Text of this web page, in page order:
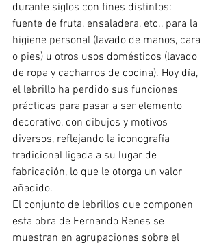
durante siglos con fines distintos:
fuente de fruta, ensaladera, etc., para la
higiene personal (lavado de manos, cara
o pies) u otros usos domésticos (lavado
de ropa y cacharros de cocina). Hoy día,
el lebrillo ha perdido sus funciones
prácticas para pasar a ser elemento
decorativo, con dibujos y motivos
diversos, reflejando la iconografía
tradicional ligada a su lugar de
fabricación, lo que le otorga un valor
añadido.
El conjunto de lebrillos que componen
esta obra de Fernando Renes se
muestran en agrupaciones sobre el